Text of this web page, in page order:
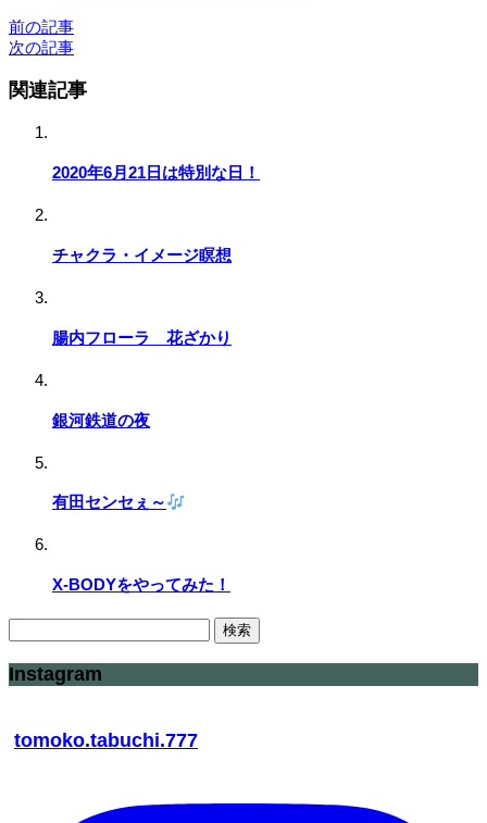
前の記事
次の記事
関連記事
2020年6月21日は特別な日！
チャクラ・イメージ瞑想
腸内フローラ 花ざかり
銀河鉄道の夜
有田センセぇ～
X-BODYをやってみた！
検
索:
Instagram
tomoko.tabuchi.777